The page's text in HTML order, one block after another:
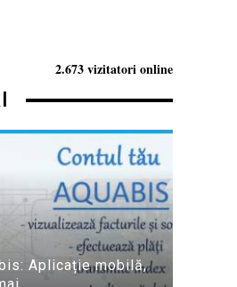
2.673 vizitatori online
Aplicație mobilă,